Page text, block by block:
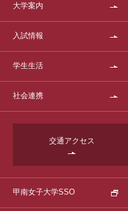
大学案内
入試情報
学生生活
社会連携
交通アクセス
甲南女子大学SSO